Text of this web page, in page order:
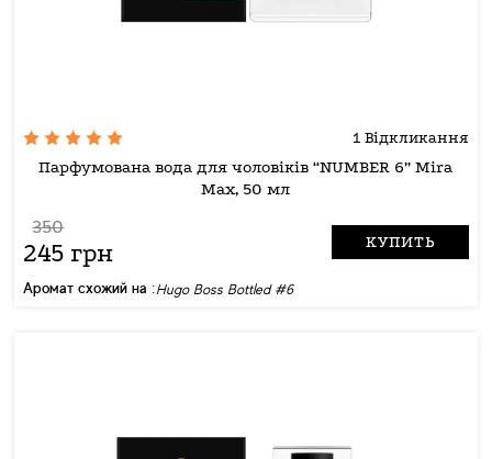
1 Відкликання
Парфумована вода для чоловіків “NUMBER 6” Mira
Max, 50 мл
350
245 грн КУПИТЬ
Аромат схожий на :Hugo Boss Bottled #6